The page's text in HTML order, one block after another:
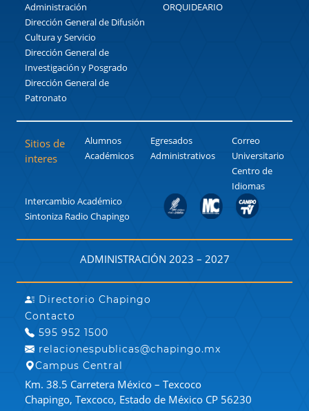
Administración
Dirección General de Difusión
Cultura y Servicio
Dirección General de
Investigación y Posgrado
Dirección General de
Patronato
ORQUIDEARIO
Sitios de
interes
Alumnos
Académicos
Egresados
Administrativos
Correo
Universitario
Centro de
Idiomas
Intercambio Académico
Sintoniza Radio Chapingo
ADMINISTRACIÓN 2023 – 2027
Directorio Chapingo
Contacto
595 952 1500
relacionespublicas@chapingo.mx
Campus Central
Km. 38.5 Carretera México – Texcoco
Chapingo, Texcoco, Estado de México CP 56230